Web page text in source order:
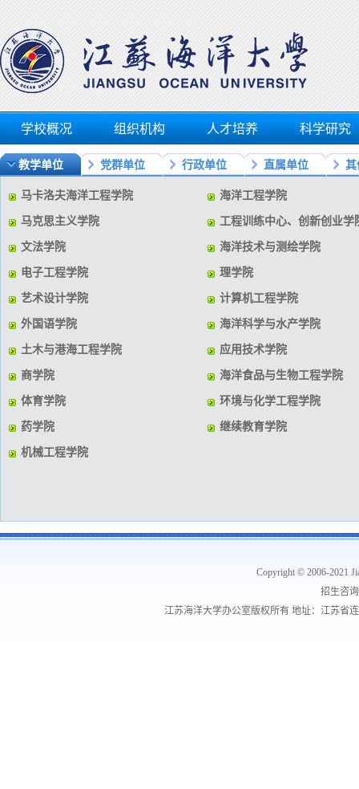
学校概况 组织机构 人才培养 科学研究
教学单位 党群单位 行政单位 直属单位 其
马卡洛夫海洋工程学院 海洋工程学院
马克思主义学院 工程训练中心、创新创业学
文法学院 海洋技术与测绘学院
电子工程学院 理学院
艺术设计学院 计算机工程学院
外国语学院 海洋科学与水产学院
土木与港海工程学院 应用技术学院
商学院 海洋食品与生物工程学院
体育学院 环境与化学工程学院
药学院 继续教育学院
机械工程学院
Copyright © 2006-2021
招生咨
江苏海洋大学办公室版权所有 地址：江苏省